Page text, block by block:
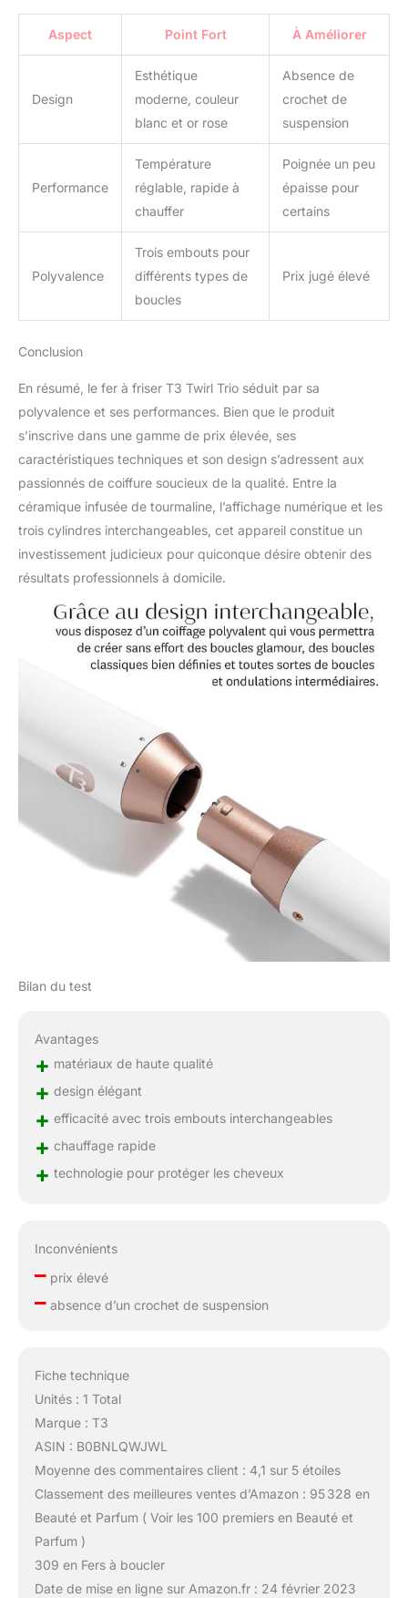
Aspect Point Fort À Améliorer
Design
Esthétique
moderne, couleur
blanc et or rose
Absence de
crochet de
suspension
Performance
Température
réglable, rapide à
chauffer
Poignée un peu
épaisse pour
certains
Polyvalence
Trois embouts pour
différents types de
boucles
Prix jugé élevé
Conclusion
En résumé, le fer à friser T3 Twirl Trio séduit par sa
polyvalence et ses performances. Bien que le produit
s’inscrive dans une gamme de prix élevée, ses
caractéristiques techniques et son design s’adressent aux
passionnés de coiffure soucieux de la qualité. Entre la
céramique infusée de tourmaline, l’affichage numérique et les
trois cylindres interchangeables, cet appareil constitue un
investissement judicieux pour quiconque désire obtenir des
résultats professionnels à domicile.
Bilan du test
Avantages
+ matériaux de haute qualité
+ design élégant
+ efficacité avec trois embouts interchangeables
+ chauffage rapide
+ technologie pour protéger les cheveux
Inconvénients
–prix élevé
–absence d’un crochet de suspension
Fiche technique
Unités : 1 Total
Marque : T3
ASIN : B0BNLQWJWL
Moyenne des commentaires client : 4,1 sur 5 étoiles
Classement des meilleures ventes d’Amazon : 95 328 en
Beauté et Parfum ( Voir les 100 premiers en Beauté et
Parfum )
309 en Fers à boucler
Date de mise en ligne sur Amazon.fr : 24 février 2023